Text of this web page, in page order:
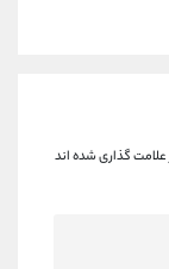
گذاری شده اند